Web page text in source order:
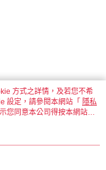
方式之詳情，及若您不希
設定，請參閱本網站「 隱私
您同意本公司得按本網站使